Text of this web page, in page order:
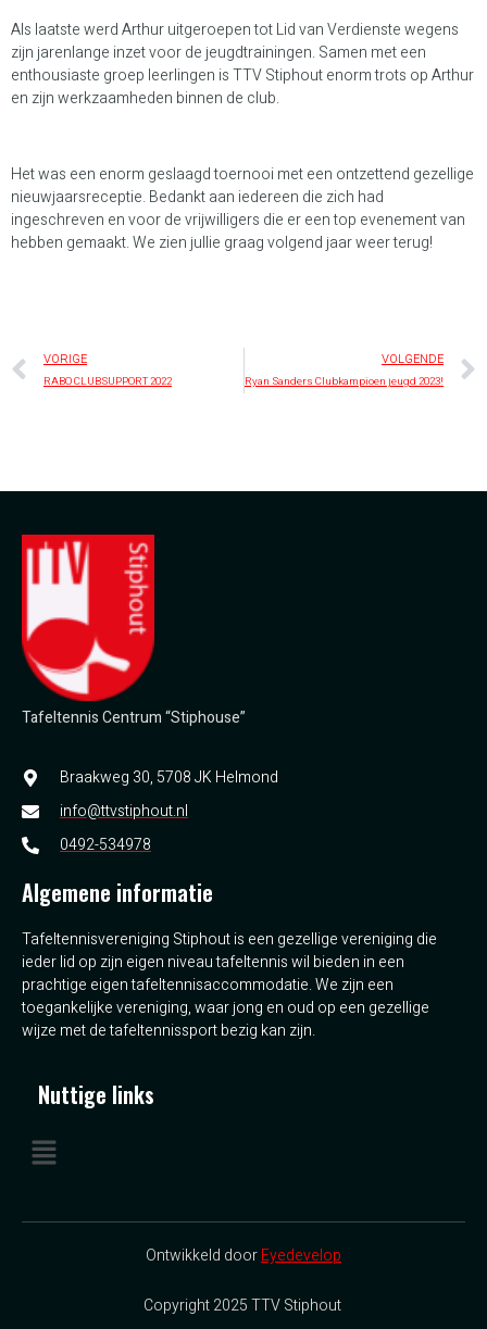
Als laatste werd Arthur uitgeroepen tot Lid van Verdienste wegens
zijn jarenlange inzet voor de jeugdtrainingen. Samen met een
enthousiaste groep leerlingen is TTV Stiphout enorm trots op Arthur
en zijn werkzaamheden binnen de club.
Het was een enorm geslaagd toernooi met een ontzettend gezellige
nieuwjaarsreceptie. Bedankt aan iedereen die zich had
ingeschreven en voor de vrijwilligers die er een top evenement van
hebben gemaakt. We zien jullie graag volgend jaar weer terug!
VORIGE
RABO CLUBSUPPORT 2022
VOLGENDE
Ryan Sanders Clubkampioen jeugd 2023!
Tafeltennis Centrum “Stiphouse”
Braakweg 30, 5708 JK Helmond
info@ttvstiphout.nl
0492-534978
Algemene informatie
Tafeltennisvereniging Stiphout is een gezellige vereniging die
ieder lid op zijn eigen niveau tafeltennis wil bieden in een
prachtige eigen tafeltennisaccommodatie. We zijn een
toegankelijke vereniging, waar jong en oud op een gezellige
wijze met de tafeltennissport bezig kan zijn.
Nuttige links
Ontwikkeld doorEyedevelop
Copyright 2025 TTV Stiphout